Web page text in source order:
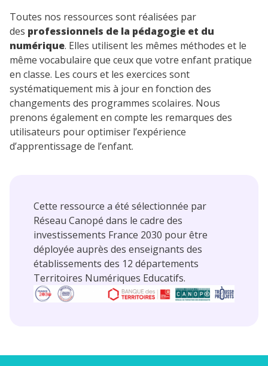
Toutes nos ressources sont réalisées par
des professionnels de la pédagogie et du
numérique. Elles utilisent les mêmes méthodes et le
même vocabulaire que ceux que votre enfant pratique
en classe. Les cours et les exercices sont
systématiquement mis à jour en fonction des
changements des programmes scolaires. Nous
prenons également en compte les remarques des
utilisateurs pour optimiser l’expérience
d’apprentissage de l’enfant.
Cette ressource a été sélectionnée par
Réseau Canopé dans le cadre des
investissements France 2030 pour être
déployée auprès des enseignants des
établissements des 12 départements
Territoires Numériques Educatifs.